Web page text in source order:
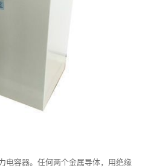
电容器。任何两个金属导体，用绝缘